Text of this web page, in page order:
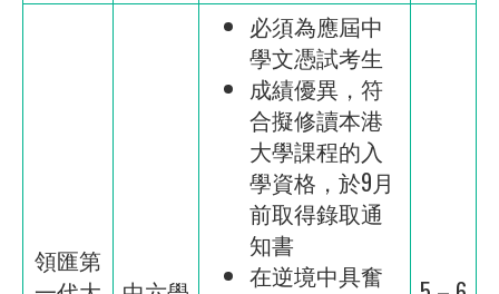
領匯第
必須為應屆中
學文憑試考生
成績優異，符
合擬修讀本港
大學課程的入
學資格，於9月
前取得錄取通
知書
在逆境中具奮